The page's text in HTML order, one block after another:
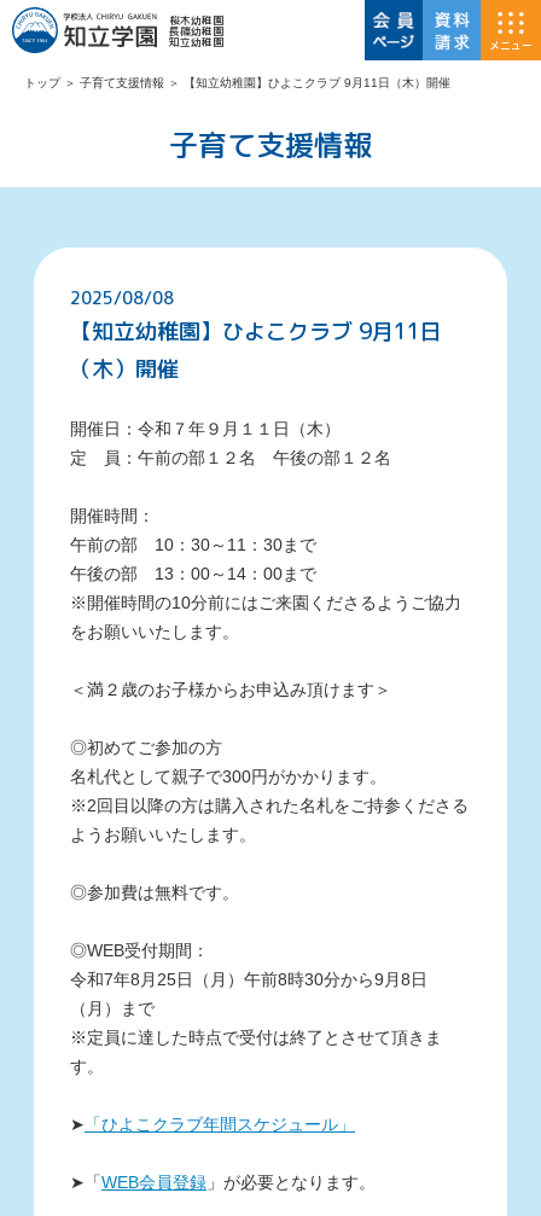
桜木幼稚園
長篠幼稚園
知立幼稚園 メニュー
トップ ＞ 子育て支援情報 ＞ 【知立幼稚園】ひよこクラブ 9月11日（木）開催
子育て支援情報
2025/08/08
【知立幼稚園】ひよこクラブ 9月11日
（木）開催
開催日： 令和７年９月１１日（木）
定 員：午前の部１２名 午後の部１２名
開催時間：
午前の部 10：30～11：30まで
午後の部 13：00～14：00まで
※ 開催時間の10分前にはご来園くださるようご協力
をお願いいたします。
＜満２歳のお子様からお申込み頂けます＞
◎初めてご参加の方
名札代として親子で300円がかかります。
※2回目以降の方は購入された名札をご持参くださる
ようお願いいたします。
◎参加費は無料です。
◎WEB受付期間：
令和7年8月25日（月）午前8時30分から9 月8日
（月）
まで
※定員に達した時点で受付は終了とさせて頂きま
す。
➤ 「ひよこクラブ年間スケジュール」
➤ 「WEB会員登録 」 が必要となります。